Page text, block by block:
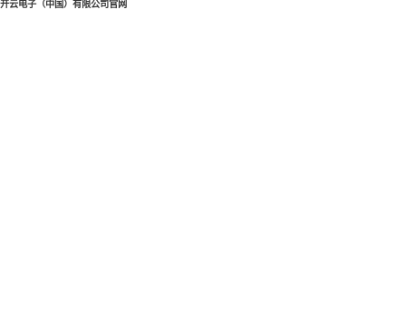
开云电子（中国）有限公司官网